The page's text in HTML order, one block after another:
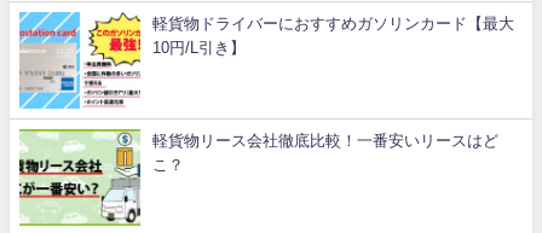
軽貨物ドライバーにおすすめガソリンカード【最大
10円/L引き】
軽貨物リース会社徹底比較！一番安いリースはど
こ？